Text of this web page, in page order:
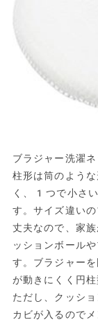
ブラジャー洗濯
柱形は筒のよう
く、1つで小さ
す。サイズ違い
丈夫なので、家
ッションボール
す。ブラジャー
が動きにくく円
ただし、クッシ
カビが入るので